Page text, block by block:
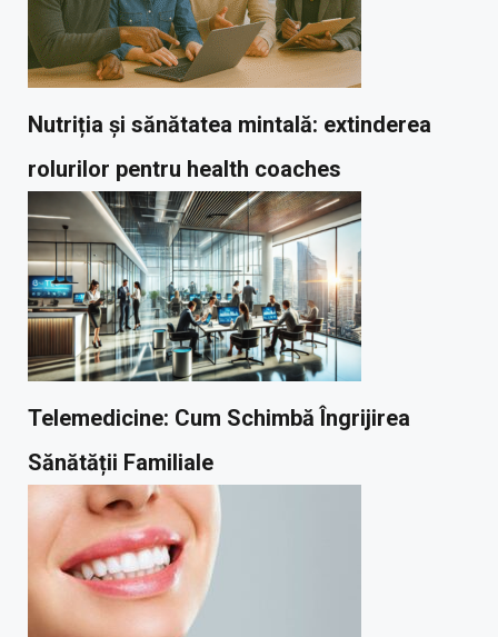
Nutriția și sănătatea mintală: extinderea
rolurilor pentru health coaches
Telemedicine: Cum Schimbă Îngrijirea
Sănătății Familiale